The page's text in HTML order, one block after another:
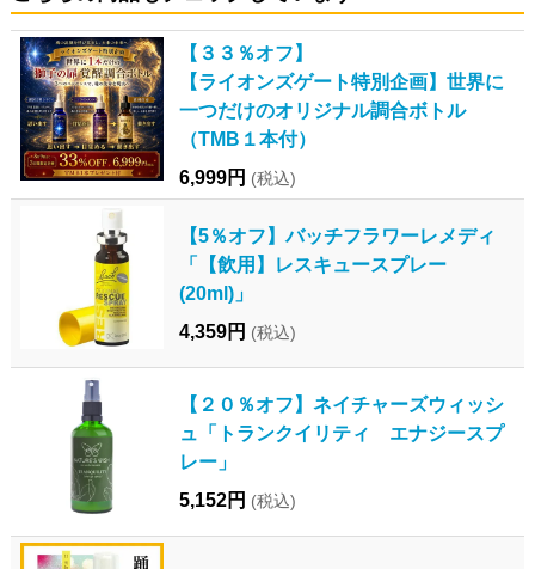
【３３％オフ】
【ライオンズゲート特別企画】世界に
一つだけのオリジナル調合ボトル
（TMB１本付）
6,999円 (税込)
【5％オフ】バッチフラワーレメディ
「【飲用】レスキュースプレー
(20ml)」
4,359円 (税込)
【２０％オフ】ネイチャーズウィッシ
ュ「トランクイリティ エナジースプ
レー」
5,152円 (税込)